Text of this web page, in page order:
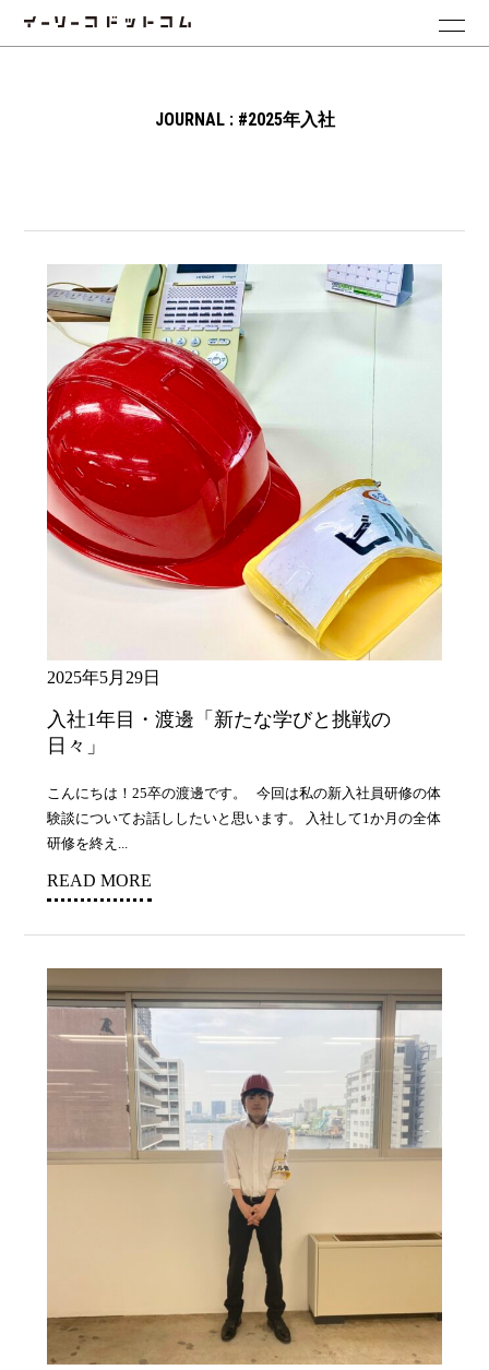
JOURNAL : #2025年入社
2025年5月29日
入社1年目・渡邊「新たな学びと挑戦の
日々」
こんにちは！25卒の渡邊です。 今回は私の新入社員研修の体
験談についてお話ししたいと思います。 入社して1か月の全体
研修を終え...
READ MORE